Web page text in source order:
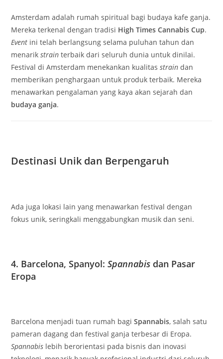
Amsterdam adalah rumah spiritual bagi budaya kafe ganja.
Mereka terkenal dengan tradisi High Times Cannabis Cup.
Event ini telah berlangsung selama puluhan tahun dan
menarikstrain terbaik dari seluruh dunia untuk dinilai.
Festival di Amsterdam menekankan kualitasstrain dan
memberikan penghargaan untuk produk terbaik. Mereka
menawarkan pengalaman yang kaya akan sejarah dan
budaya ganja.
Destinasi Unik dan Berpengaruh
Ada juga lokasi lain yang menawarkan festival dengan
fokus unik, seringkali menggabungkan musik dan seni.
4. Barcelona, Spanyol:Spannabis dan Pasar
Eropa
Barcelona menjadi tuan rumah bagiSpannabis, salah satu
pameran dagang dan festival ganja terbesar di Eropa.
Spannabis lebih berorientasi pada bisnis dan inovasi